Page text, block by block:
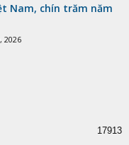
Nam, chín trăm năm
2026
17913